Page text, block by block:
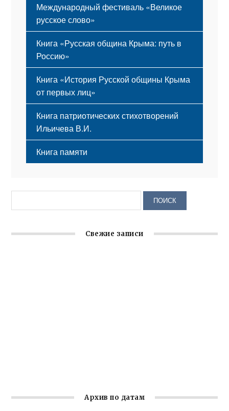
Международный фестиваль «Великое
русское слово»
Книга «Русская община Крыма: путь в
Россию»
Книга «История Русской общины Крыма
от первых лиц»
Книга патриотических стихотворений
Ильичева В.И.
Книга памяти
Свежие записи
Архив по датам